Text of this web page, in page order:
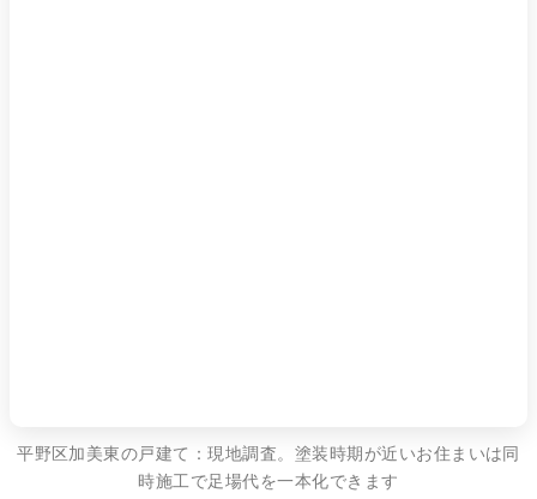
平野区加美東の戸建て：現地調査。塗装時期が近いお住まいは同
時施工で足場代を一本化できます